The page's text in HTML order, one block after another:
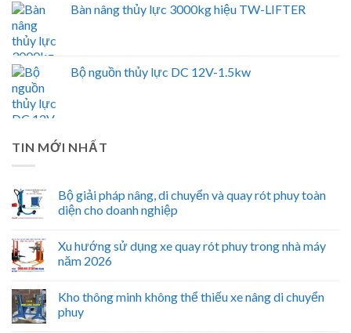
Bàn nâng thủy lực 3000kg hiệu TW-LIFTER
Bộ nguồn thủy lực DC 12V-1.5kw
TIN MỚI NHẤT
Bộ giải pháp nâng, di chuyển và quay rót phuy toàn
diện cho doanh nghiệp
Xu hướng sử dụng xe quay rót phuy trong nhà máy
năm 2026
Kho thông minh không thể thiếu xe nâng di chuyển
phuy